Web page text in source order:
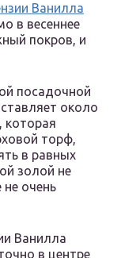
Ванилла
в весеннее
покров, и
посадочной
около
которая
торф,
в равных
золой не
не очень
Ванилла
в центре